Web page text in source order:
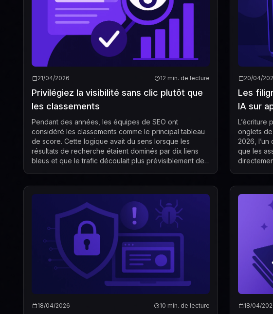
21/04/2026 12 min. de lecture
Privilégiez la visibilité sans clic plutôt que
les classements
Pendant des années, les équipes de SEO ont
considéré les classements comme le principal tableau
de score. Cette logique avait du sens lorsque les
résultats de recherche étaient dominés par dix liens
bleus et que le trafic découlait plus prévisiblement de
20/04/
Les
IA sur
L’écriture
onglets
2026,
que les
18/04/2026 10 min. de lecture 18/04/